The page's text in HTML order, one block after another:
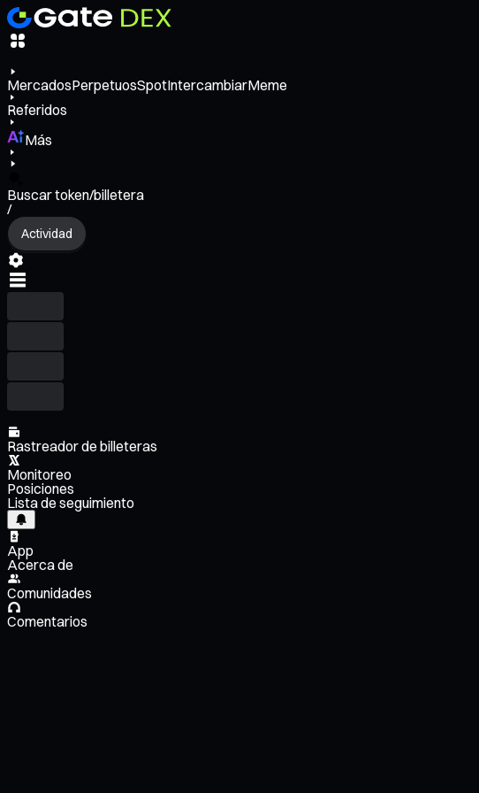
MercadosPerpetuosSpotIntercambiarMeme
Referidos
Más
Buscar token/billetera
/
Actividad
Rastreador de billeteras
Monitoreo
Posiciones
Lista de seguimiento
App
Acerca de
Comunidades
Comentarios